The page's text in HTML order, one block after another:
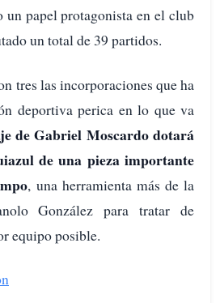
un papel protagonista en el club
un total de 39 partidos.
tres las incorporaciones que ha
deportiva perica en lo que va
de Gabriel Moscardo dotará
de una pieza importante
, una herramienta más de la
González para tratar de
equipo posible.